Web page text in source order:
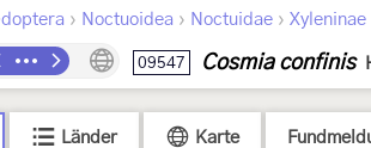
Lepidoptera › Noctuoidea › Noctuidae › Xyleninae
09547 Cosmia confinis
Länder Karte